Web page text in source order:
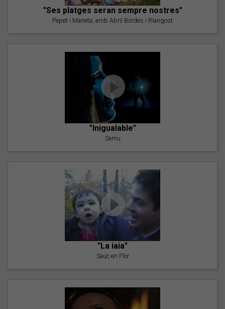
"Ses platges seran sempre nostres"
Pepet i Marieta, amb Abril Bordes i Riangost
"Inigualable"
Samu
"La iaia"
Saüc en Flor